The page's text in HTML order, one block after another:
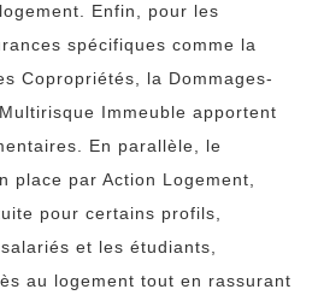
Enfin, pour les
spécifiques comme la
Copropriétés, la Dommages-
Immeuble apportent
En parallèle, le
place par Action Logement,
pour certains profils,
et les étudiants,
au logement tout en rassurant